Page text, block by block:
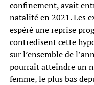
confinement, avait
natalité en 2021. Les
espéré une reprise
contredisent cette
sur l’ensemble de
pourrait atteindre un
femme, le plus bas